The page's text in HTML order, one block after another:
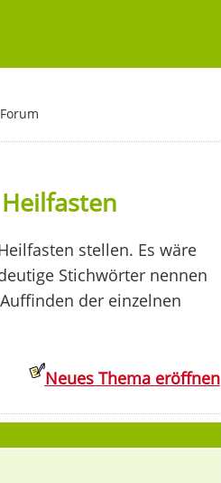
Forum
stellen. Es wäre
Stichwörter nennen
der einzelnen
Neues Thema eröffnen